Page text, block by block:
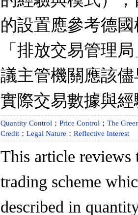
的設置應參考德
「排放交易管理
議主管機關應該
實際交易數據與
Quantity Control ； Price Control ； The
Credit ； Legal Nature ； Reflective Interest
This article reviews
trading scheme
described in